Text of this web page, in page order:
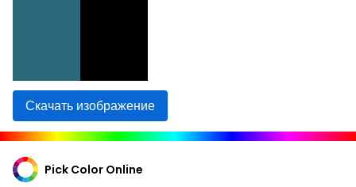
Скачать изображение
Pick Color Online